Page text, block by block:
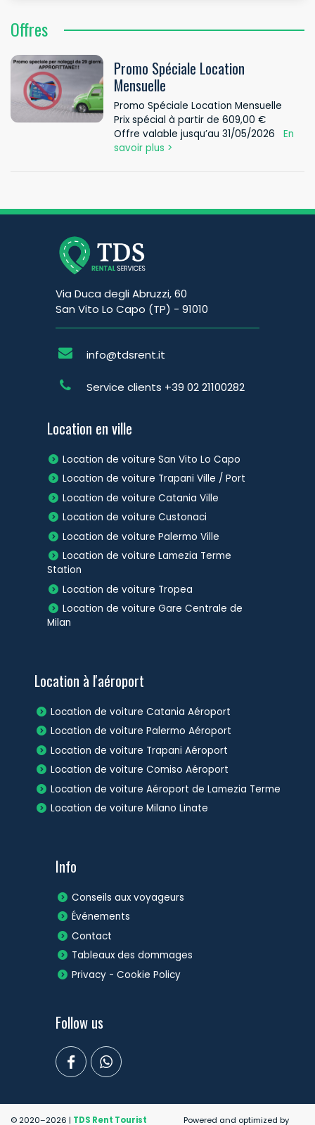
Offres
Promo Spéciale Location
Mensuelle
Promo Spéciale Location Mensuelle
Prix spécial à partir de 609,00 €
Offre valable jusqu’au 31/05/2026
En
savoir plus >
Via Duca degli Abruzzi, 60
San Vito Lo Capo (TP) - 91010
info@tdsrent.it
Service clients +39 02 21100282
Location en ville
Location de voiture San Vito Lo Capo
Location de voiture Trapani Ville / Port
Location de voiture Catania Ville
Location de voiture Custonaci
Location de voiture Palermo Ville
Location de voiture Lamezia Terme
Station
Location de voiture Tropea
Location de voiture Gare Centrale de
Milan
Location à l'aéroport
Location de voiture Catania Aéroport
Location de voiture Palermo Aéroport
Location de voiture Trapani Aéroport
Location de voiture Comiso Aéroport
Location de voiture Aéroport de Lamezia Terme
Location de voiture Milano Linate
Info
Conseils aux voyageurs
Événements
Contact
Tableaux des dommages
Privacy - Cookie Policy
Follow us
© 2020–2026 | TDS Rent Tourist Powered and optimized by